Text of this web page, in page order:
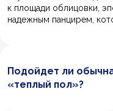
к площади облицовки,
надежным панцирем,
Подойдет ли
«теплый пол»?